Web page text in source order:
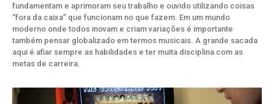
fundamentam e aprimoram seu trabalho e ouvido utilizando coisas
“fora da caixa” que funcionam no que fazem. Em um mundo
moderno onde todos inovam e criam variações é importante
também pensar globalizado em termos musicais. A grande sacada
aqui é afiar sempre as habilidades e ter muita disciplina com as
metas de carreira.